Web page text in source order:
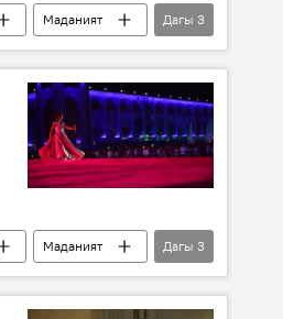
Маданият
Дагы 3
Маданият
Дагы 3